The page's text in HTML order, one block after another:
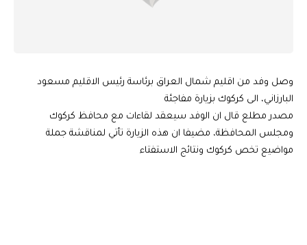
وصل وفد من اقليم شمال العراق برئاسة رئيس الاقليم مسعود
البارزاني، الى كركوك بزيارة مفاجئة
مصدر مطلع قال ان الوفد سيعقد لقاءات مع محافظ كركوك
ومجلس المحافظة، مضيفا ان هذه الزيارة تأتي لمناقشة جملة
مواضيع تخص كركوك ونتائج الاستفتاء